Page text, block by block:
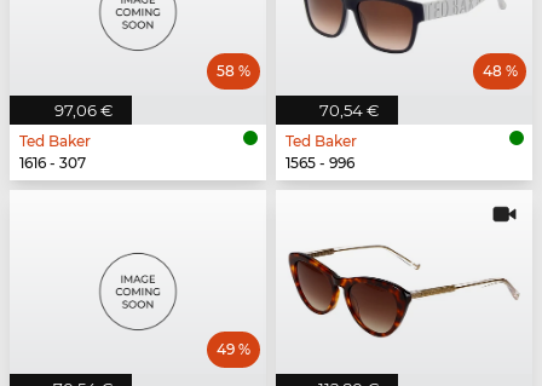
97,06 €
58 %
Ted Baker
1616 - 307
70,54 €
48 %
Ted Baker
1565 - 996
49 %